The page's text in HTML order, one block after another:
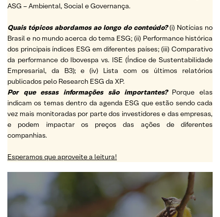
ASG – Ambiental, Social e Governança.
Quais tópicos abordamos ao longo do conteúdo? (i) Notícias no
Brasil e no mundo acerca do tema ESG; (ii) Performance histórica
dos principais índices ESG em diferentes países; (iii) Comparativo
da performance do Ibovespa vs. ISE (Índice de Sustentabilidade
Empresarial, da B3); e (iv) Lista com os últimos relatórios
publicados pelo Research ESG da XP.
Por que essas informações são importantes? Porque elas
indicam os temas dentro da agenda ESG que estão sendo cada
vez mais monitoradas por parte dos investidores e das empresas,
e podem impactar os preços das ações de diferentes
companhias.
Esperamos que aproveite a leitura!